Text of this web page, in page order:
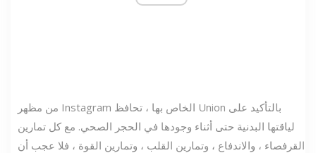
من مظهر Instagram الخاص بها ، تحافظ Union بالتأكيد على
لياقتها البدنية حتى أثناء وجودها في الحجر الصحي. مع كل تمارين
القرفصاء ، والاندفاع ، وتمارين القلب ، وتمارين القوة ، فلا عجب أن